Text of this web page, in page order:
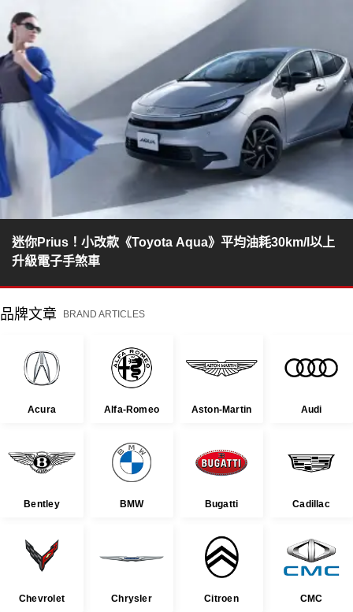
迷你Prius！小改款《Toyota Aqua》平均油耗30km/l以上
升級電子手煞車
品牌文章 BRAND ARTICLES
Acura Alfa-Romeo Aston-Martin Audi
Bentley BMW Bugatti Cadillac
Chevrolet Chrysler Citroen CMC